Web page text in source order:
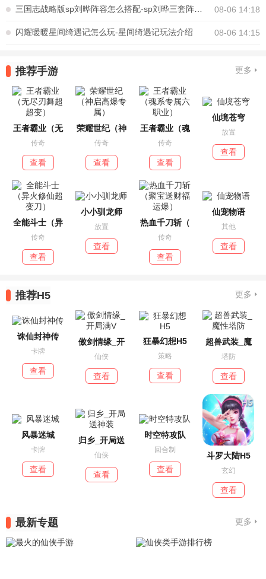
08-06 14:18
闪耀暖暖星间绮遇记怎么玩-星间绮遇记玩法介绍 08-06 14:15
推荐手游 更多
王者霸业（无
传奇
查看
荣耀世纪（神
传奇
查看
王者霸业（魂
传奇
查看
仙境苍穹
放置
查看
全能斗士（异
传奇
查看
小小驯龙师
放置
查看
热血千刀斩（
传奇
查看
仙宠物语
其他
查看
推荐H5 更多
诛仙封神传
卡牌
查看
傲剑情缘_开
仙侠
查看
狂暴幻想H5
策略
查看
超兽武装_魔
塔防
查看
风暴迷城
卡牌
查看
归乡_开局送
仙侠
查看
时空特攻队
回合制
查看
斗罗大陆H5
玄幻
查看
最新专题 更多